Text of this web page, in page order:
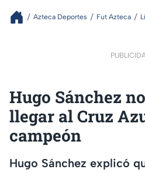
Azteca Deportes Fut Azteca
Hugo Sánchez
llegar al Cruz
campeón
Hugo Sánchez explicó